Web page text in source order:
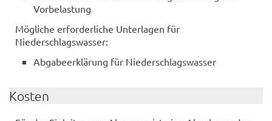
Vorbelastung
Mögliche erforderliche Unterlagen für
Niederschlagswasser:
Abgabeerklärung für Niederschlagswasser
Kosten